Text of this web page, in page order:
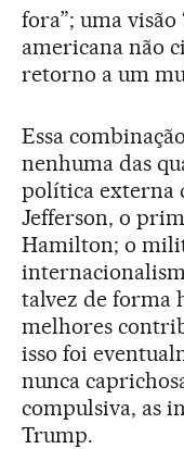
fora”; uma
americana não
retorno a um
Essa
nenhuma das
política externa
Jefferson, o
Hamilton; o
talvez de forma
melhores
isso foi
nunca
compulsiva, as
Trump.